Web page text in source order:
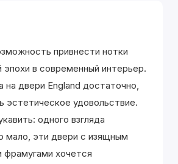
привнести нотки
эпохи в современный интерьер.
на двери England достаточно,
эстетическое удовольствие.
одного взгляда
мало, эти двери с изящным
фрамугами хочется